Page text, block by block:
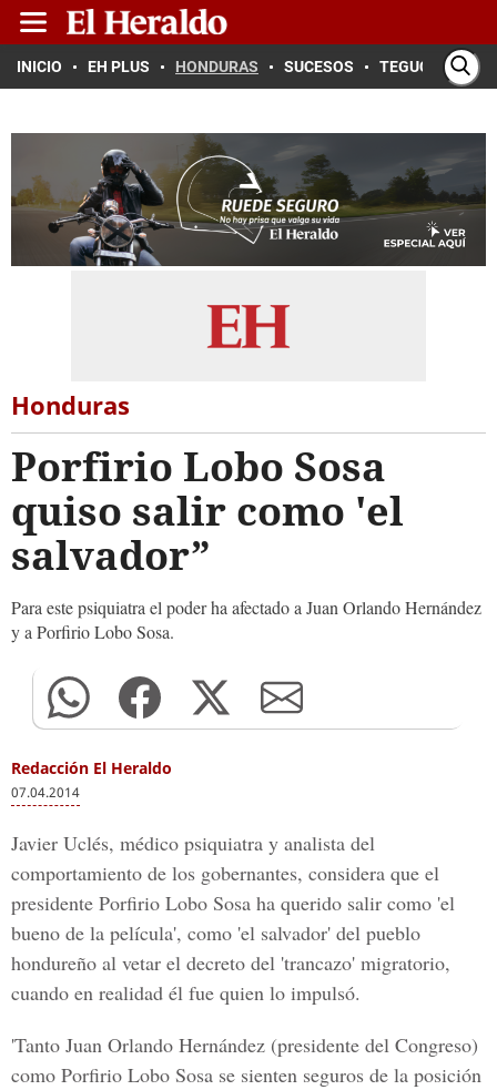
INICIO EH PLUS HONDURAS SUCESOS TEGUCIGALPA
Honduras
Porfirio Lobo Sosa
quiso salir como 'el
salvador”
Para este psiquiatra el poder ha afectado a Juan Orlando Hernández
y a Porfirio Lobo Sosa.
Redacción El Heraldo
07.04.2014
Javier Uclés, médico psiquiatra y analista del
comportamiento de los gobernantes, considera que el
presidente Porfirio Lobo Sosa ha querido salir como 'el
bueno de la película', como 'el salvador' del pueblo
hondureño al vetar el decreto del 'trancazo' migratorio,
cuando en realidad él fue quien lo impulsó.
'Tanto Juan Orlando Hernández (presidente del Congreso)
como Porfirio Lobo Sosa se sienten seguros de la posición